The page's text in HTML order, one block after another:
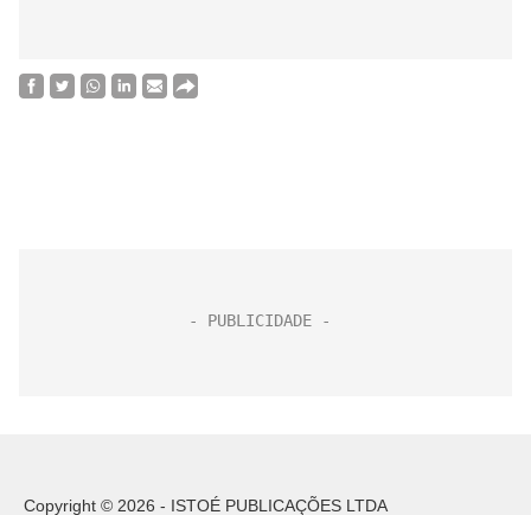
Copyright © 2026 - ISTOÉ PUBLICAÇÕES LTDA